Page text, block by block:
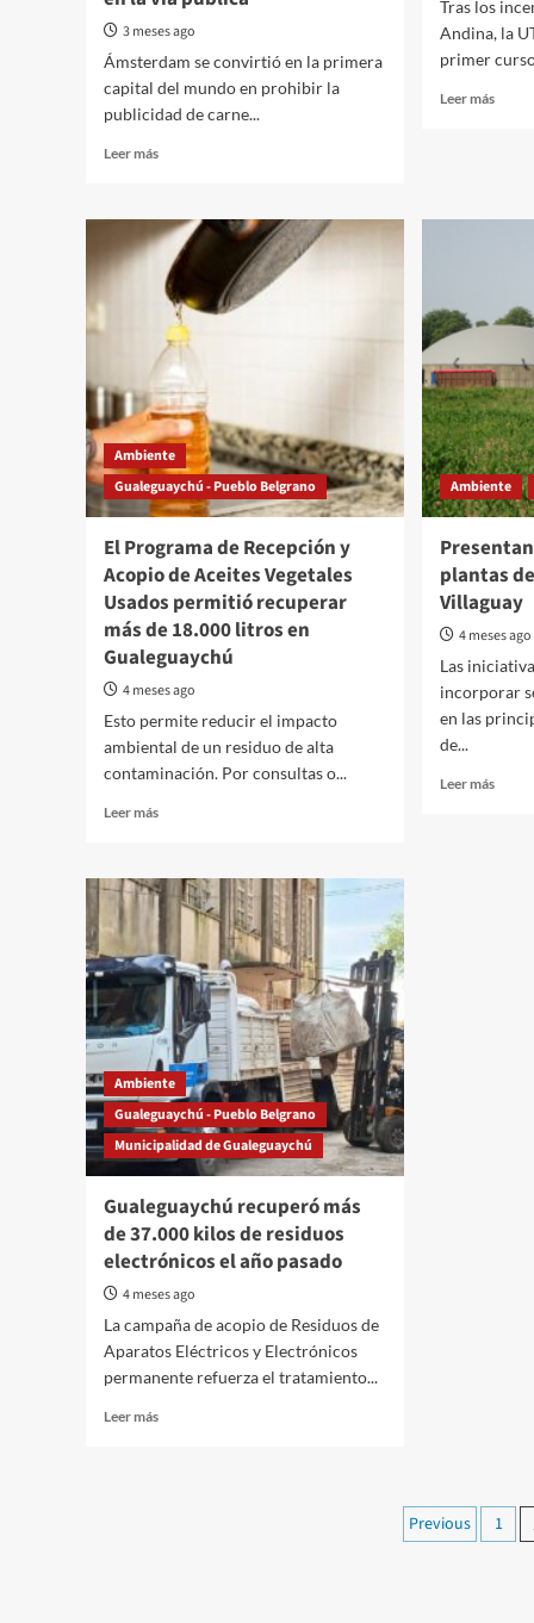
3 meses ago
Ámsterdam se convirtió en la primera
capital del mundo en prohibir la
publicidad de carne...
Leer másRead
Capital
europea
prohibe
publicidad
de
productos
cárnicos
combustibles
fósiles
en
la
vía
pública
Tras los
Andina, la
primer
Leer másRead
Ambiente
Gualeguaychú - Pueblo Belgrano
El Programa de Recepción y
Acopio de Aceites Vegetales
Usados permitió recuperar
más de 18.000 litros en
Gualeguaychú
4 meses ago
Esto permite reducir el impacto
ambiental de un residuo de alta
contaminación. Por consultas o...
Leer másRead
El
Programa
de
y
Acopio
de
Aceites
Vegetales
Usados
permitió
recuperar
más
litros
en
Gualeguaychú
Ambiente
plantas
Villaguay
4 meses ago
Las
incorporar
en las
de...
Leer másRead
Ambiente
Gualeguaychú - Pueblo Belgrano
Municipalidad de Gualeguaychú
Gualeguaychú recuperó más
de 37.000 kilos de residuos
electrónicos el año pasado
4 meses ago
La campaña de acopio de Residuos de
Aparatos Eléctricos y Electrónicos
permanente refuerza el tratamiento...
Leer másRead
Previous 1